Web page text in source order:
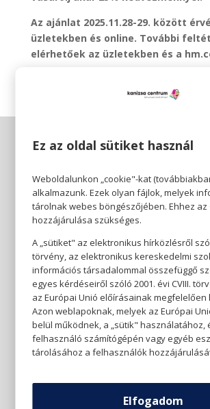
Az ajánlat 2025.11.28-29. között
üzletekben és online. További
elérhetőek az üzletekben és a
Ez az oldal sütiket használ
Weboldalunkon „cookie"-kat
alkalmazunk. Ezek olyan fájlok, melyek
tárolnak webes böngészőjében. Ehhez az
hozzájárulása szükséges.
A „sütiket" az elektronikus hírközlésről
törvény, az elektronikus kereskedelmi
információs társadalommal összefüggő
egyes kérdéseiről szóló 2001. évi CVIII.
az Európai Unió előírásainak megfelelően
Azon weblapoknak, melyek az Európai
belül működnek, a „sütik" használatához,
felhasználó számítógépén vagy egyéb
tárolásához a felhasználók
Elfogadom